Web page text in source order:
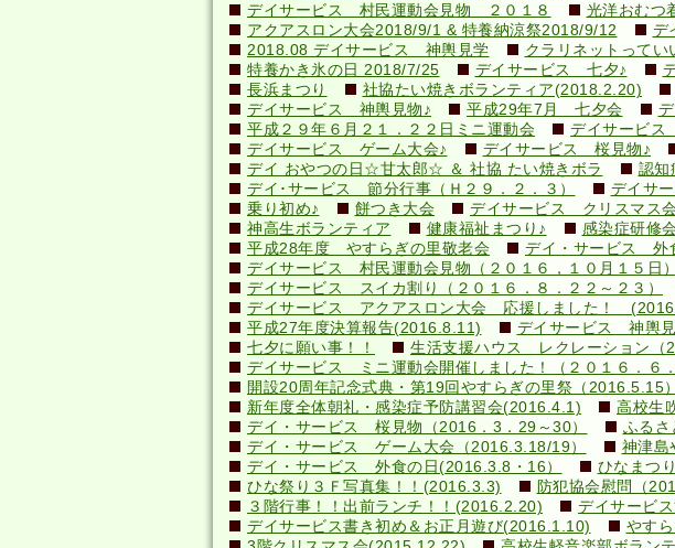
デイサービス 村民運動会見物 ２０１８
光洋おむつ
アクアスロン大会2018/9/1 & 特養納涼祭2018/9/12
デ
2018.08 デイサービス 神輿見学
クラリネットって
特養かき氷の日 2018/7/25
デイサービス 七夕♪
長浜まつり
社協たい焼きボランティア(2018.2.20)
デイサービス 神輿見物♪
平成29年7月 七夕会
平成２９年６月２１．２２日ミニ運動会
デイサービ
デイサービス ゲーム大会♪
デイサービス 桜見物♪
デイ おやつの日☆甘太郎☆ ＆ 社協 たい焼きボラ
認知
デイ･サービス 節分行事（Ｈ２９．２．３）
デイサ
乗り初め♪
餅つき大会 デイサービス クリスマス
神高生ボランティア
健康福祉まつり♪ 感染症研修
平成28年度 やすらぎの里敬老会
デイ・サービス 外
デイサービス 村民運動会見物（２０１６，１０月１５日）
デイサービス スイカ割り（２０１６．８．２２～２３）
デイサービス アクアスロン大会 応援しました！ (2016
平成27年度決算報告(2016.8.11)
デイサービス 神輿
七夕に願い事！！
生活支援ハウス レクレーション（
デイサービス ミニ運動会開催しました！（２０１６．６．
開設20周年記念式典・第19回やすらぎの里祭（2016.5.15）
新年度全体朝礼・感染症予防講習会(2016.4.1)
高校生
デイ・サービス 桜見物（2016．3．29～30）
ふるさ
デイ・サービス ゲーム大会（2016.3.18/19）
神津島
デイ・サービス 外食の日(2016.3.8・16）
ひなまつ
ひな祭り３Ｆ写真集！！(2016.3.3)
防犯協会慰問（
３階行事！！出前ランチ！！(2016.2.20)
デイサービ
デイサービス書き初め＆お正月遊び(2016.1.10)
やす